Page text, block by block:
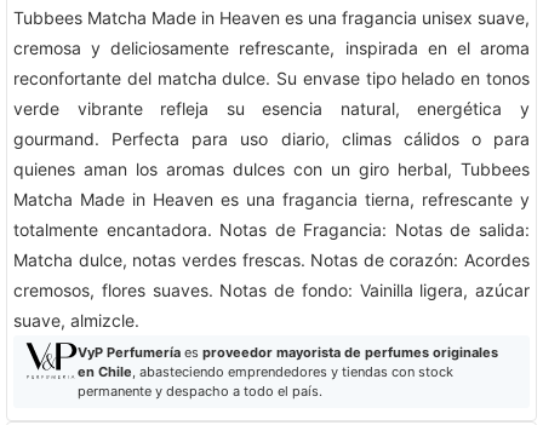
Tubbees Matcha Made in Heaven es una fragancia unisex suave,
cremosa y deliciosamente refrescante, inspirada en el aroma
reconfortante del matcha dulce. Su envase tipo helado en tonos
verde vibrante refleja su esencia natural, energética y
gourmand. Perfecta para uso diario, climas cálidos o para
quienes aman los aromas dulces con un giro herbal, Tubbees
Matcha Made in Heaven es una fragancia tierna, refrescante y
totalmente encantadora. Notas de Fragancia: Notas de salida:
Matcha dulce, notas verdes frescas. Notas de corazón: Acordes
cremosos, flores suaves. Notas de fondo: Vainilla ligera, azúcar
suave, almizcle.
VyP Perfumeríaes proveedor mayorista de perfumes originales
en Chile, abasteciendo emprendedores y tiendas con stock
permanente y despacho a todo el país.